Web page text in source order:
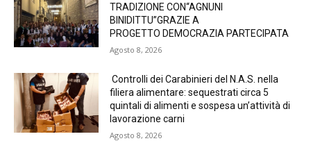
TRADIZIONE CON“AGNUNI
BINIDITTU”GRAZIE A
PROGETTO DEMOCRAZIA PARTECIPATA
Agosto 8, 2026
Controlli dei Carabinieri del N.A.S. nella
filiera alimentare: sequestrati circa 5
quintali di alimenti e sospesa un’attività di
lavorazione carni
Agosto 8, 2026